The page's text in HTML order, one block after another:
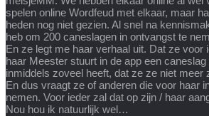
spelen online Wordfeud met elkaar, maar
heden nog niet gezien. Al snel na
heb om 200 caneslagen in ontvangst te
En ze legt me haar verhaal uit. Dat ze voor
haar Meester stuurt in de app een
inmiddels zoveel heeft, dat ze ze niet meer
En dus vraagt ze of anderen die voor haar
nemen. Voor ieder zal dat op zijn / haar
Nou hou ik natuurlijk wel…